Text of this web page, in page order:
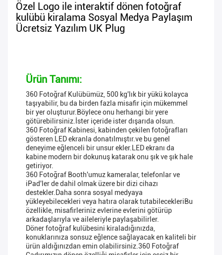
Özel Logo ile interaktif dönen fotoğraf
kulübü kiralama Sosyal Medya Paylaşım
Ücretsiz Yazılım UK Plug
Ürün Tanımı:
360 Fotoğraf Kulübümüz, 500 kg'lık bir yükü kolayca
taşıyabilir, bu da birden fazla misafir için mükemmel
bir yer oluşturur.Böylece onu herhangi bir yere
götürebilirsiniz.İster içeride ister dışarıda olsun.
360 Fotoğraf Kabinesi, kabinden çekilen fotoğrafları
gösteren LED ekranla donatılmıştır.ve bu genel
deneyime eğlenceli bir unsur ekler.LED ekranı da
kabine modern bir dokunuş katarak onu şık ve şık hale
getiriyor.
360 Fotoğraf Booth'umuz kameralar, telefonlar ve
iPad'ler de dahil olmak üzere bir dizi cihazı
destekler.Daha sonra sosyal medyaya
yükleyebilecekleri veya hatıra olarak tutabilecekleriBu
özellikle, misafirleriniz evlerine evlerini götürüp
arkadaşlarıyla ve aileleriyle paylaşabilirler.
Döner fotoğraf kulübesini kiraladığınızda,
konuklarınıza sonsuz eğlence sağlayacak en kaliteli bir
ürün aldığınızdan emin olabilirsiniz.360 Fotoğraf